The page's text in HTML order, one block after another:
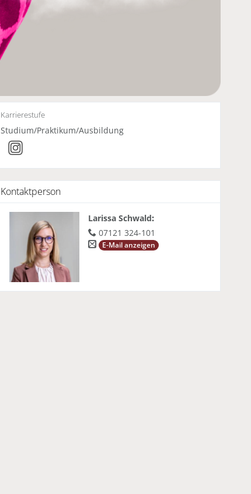
Karrierestufe
Studium/Praktikum/Ausbildung
Kontaktperson
Larissa Schwald:
07121 324-101
E-Mail anzeigen